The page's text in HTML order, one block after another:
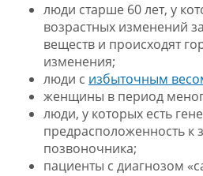
люди старше 60 лет, у
возрастных изменений
веществ и происходят
изменения;
люди с избыточным
женщины в период
люди, у которых есть
предрасположенность к
позвоночника;
пациенты с диагнозом